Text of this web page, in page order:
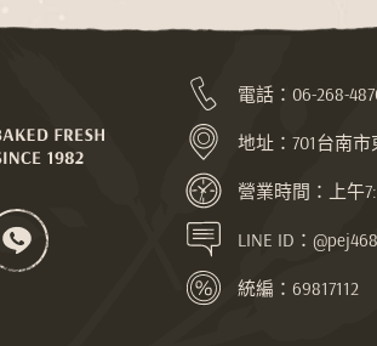
電話： 06-268-
地址： 701台南
營業時間：上午
LINE ID：
統編：69817112